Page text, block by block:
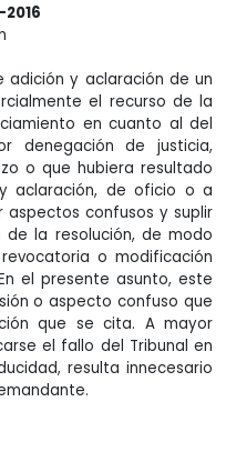
adición y aclaración de un
el recurso de la
en cuanto al del
denegación de justicia,
o que hubiera resultado
aclaración, de oficio o a
confusos y suplir
la resolución, de modo
o modificación
el presente asunto, este
o aspecto confuso que
que se cita. A mayor
el fallo del Tribunal en
resulta innecesario